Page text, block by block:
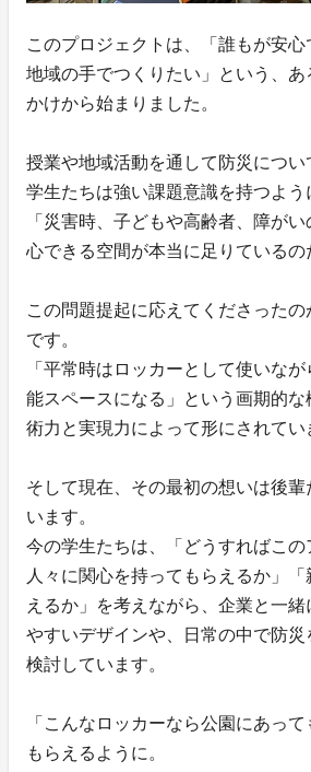
このプロジェクトは、「誰もが安心
地域の手でつくりたい」という、
かけから始まりました。
授業や地域活動を通して防災につい
学生たちは強い課題意識を持つよう
「災害時、子どもや高齢者、障が
心できる空間が本当に足りているの
この問題提起に応えてくださった
です。
「平常時はロッカーとして使いな
能スペースになる」という画期的
術力と実現力によって形にされてい
そして現在、その最初の想いは後
います。
今の学生たちは、「どうすればこ
人々に関心を持ってもらえるか」
えるか」を考えながら、企業と一
やすいデザインや、日常の中で防
検討しています。
「こんなロッカーなら公園にあっ
もらえるように。